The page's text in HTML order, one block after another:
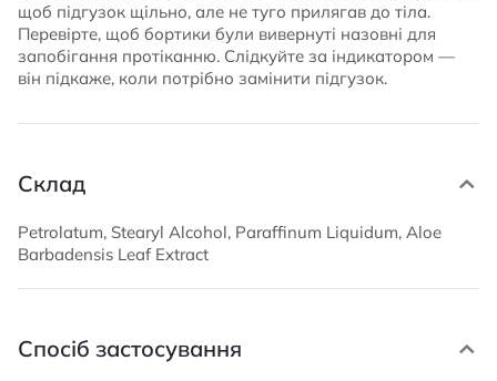
щоб підгузок щільно, але не туго прилягав до тіла.
Перевірте, щоб бортики були вивернуті назовні для
запобігання протіканню. Слідкуйте за індикатором —
він підкаже, коли потрібно замінити підгузок.
Склад
Petrolatum, Stearyl Alcohol, Paraffinum Liquidum, Aloe
Barbadensis Leaf Extract
Спосіб застосування